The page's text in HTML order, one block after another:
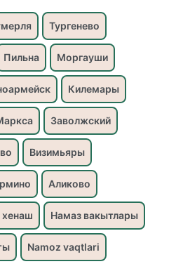
Тургенево
Пильна Моргауши
Килемары
Заволжский
Визимьяры
Аликово
хенаш Намаз вакытлары
Namoz vaqtlari